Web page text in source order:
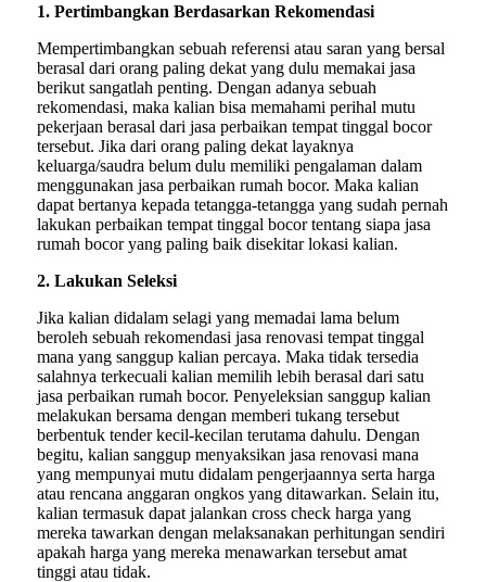
1. Pertimbangkan Berdasarkan Rekomendasi
Mempertimbangkan sebuah referensi atau saran yang bersal
berasal dari orang paling dekat yang dulu memakai jasa
berikut sangatlah penting. Dengan adanya sebuah
rekomendasi, maka kalian bisa memahami perihal mutu
pekerjaan berasal dari jasa perbaikan tempat tinggal bocor
tersebut. Jika dari orang paling dekat layaknya
keluarga/saudra belum dulu memiliki pengalaman dalam
menggunakan jasa perbaikan rumah bocor. Maka kalian
dapat bertanya kepada tetangga-tetangga yang sudah pernah
lakukan perbaikan tempat tinggal bocor tentang siapa jasa
rumah bocor yang paling baik disekitar lokasi kalian.
2. Lakukan Seleksi
Jika kalian didalam selagi yang memadai lama belum
beroleh sebuah rekomendasi jasa renovasi tempat tinggal
mana yang sanggup kalian percaya. Maka tidak tersedia
salahnya terkecuali kalian memilih lebih berasal dari satu
jasa perbaikan rumah bocor. Penyeleksian sanggup kalian
melakukan bersama dengan memberi tukang tersebut
berbentuk tender kecil-kecilan terutama dahulu. Dengan
begitu, kalian sanggup menyaksikan jasa renovasi mana
yang mempunyai mutu didalam pengerjaannya serta harga
atau rencana anggaran ongkos yang ditawarkan. Selain itu,
kalian termasuk dapat jalankan cross check harga yang
mereka tawarkan dengan melaksanakan perhitungan sendiri
apakah harga yang mereka menawarkan tersebut amat
tinggi atau tidak.